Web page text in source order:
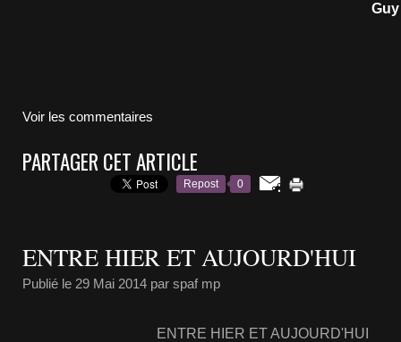
Voir les commentaires
PARTAGER CET ARTICLE
Repost 0
ENTRE HIER ET AUJOURD'HUI
Publié le 29 Mai 2014 par spaf mp
ENTRE HIER ET AUJOURD'HUI